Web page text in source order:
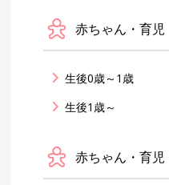
赤ちゃん・育児
生後0歳～1歳
生後1歳～
赤ちゃん・育児